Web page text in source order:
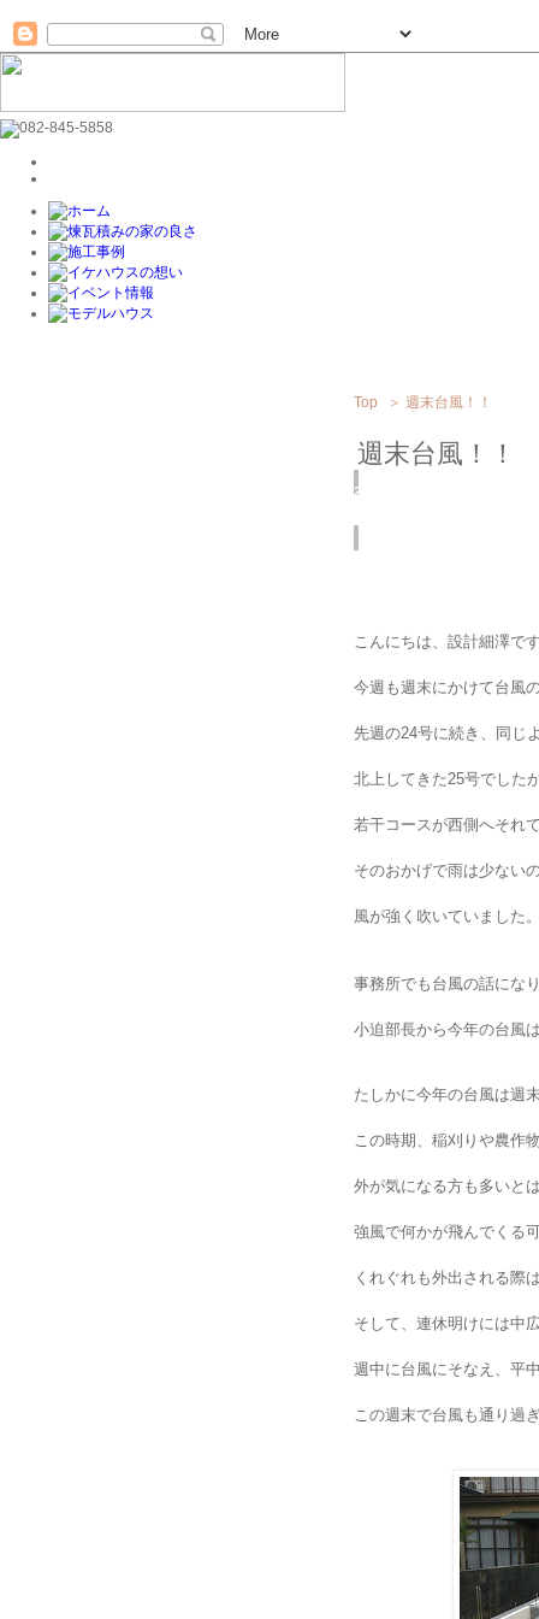
Top ＞ 週末台風！！
週末台風！！
2018
こんにちは、設計細澤で
今週も週末にかけて台風
先週の24号に続き、同じ
北上してきた25号でした
若干コースが西側へそれ
そのおかげで雨は少ない
風が強く吹いていました
事務所でも台風の話にな
小迫部長から今年の台風
たしかに今年の台風は週
この時期、稲刈りや農作
外が気になる方も多いと
強風で何かが飛んでくる
くれぐれも外出される際
そして、連休明けには中
週中に台風にそなえ、平
この週末で台風も通り過